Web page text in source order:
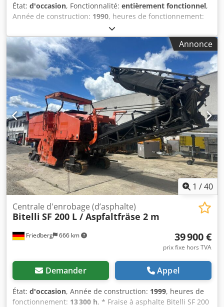
État: d'occasion, Fonctionnalité: entièrement fonctionnel,
Année de construction: 1990, heures de fonctionnement:
, Rouleau tandem Bitelli DTV100 Grifone Poids
opérationnel : 10 000 kg Type de moteur : Deutz BF4L 913
Turbo Double entraînement Dkedpjzr E Afsfx Aclor
Vibration hydrostatique sur les deux cylindres Largeur de
compactage : 1 680 mm Heures de travail : 1 901 Bon état
général NOUS ÉVALUONS LES REPRISES DE VÉHICULES DE
TOUTES MARQUES : MAN, MERCEDES, DAF, RENAULT,
VOLVO, SCANIA, AVEC ÉQUIPEMENT CIFA, SERMAC,
PUTZMEISTER ; OU MACHINES DE TERRASSEMENT
CATERPILLAR, FIAT HITACHI, KOMATSU.
Annonce
1 /40
Friedberg 666 km
Centrale d'enrobage (d’asphalte)
Bitelli SF 200 L / Aspfaltfräse 2 m
39 900 €
prix fixe hors TVA
Demander Appel
État: d'occasion, Année de construction: 1999, heures de
fonctionnement: 13 300 h, * Fraise à asphalte Bitelli SF 200